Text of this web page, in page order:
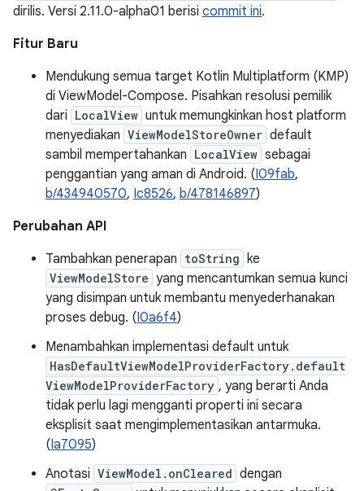
dirilis. Versi 2.11.0-alpha01 berisi commit ini.
Fitur Baru
Mendukung semua target Kotlin Multiplatform (KMP)
di ViewModel-Compose. Pisahkan resolusi pemilik
dari LocalView untuk memungkinkan host platform
menyediakan ViewModelStoreOwner default
sambil mempertahankan LocalView sebagai
penggantian yang aman di Android. (I09fab,
b/434940570, Ic8526, b/478146897)
Perubahan API
Tambahkan penerapan toString ke
ViewModelStore yang mencantumkan semua kunci
yang disimpan untuk membantu menyederhanakan
proses debug. (I0a6f4)
Menambahkan implementasi default untuk
HasDefaultViewModelProviderFactory.default
ViewModelProviderFactory , yang berarti Anda
tidak perlu lagi mengganti properti ini secara
eksplisit saat mengimplementasikan antarmuka.
(Ia7095)
Anotasi ViewModel.onCleared dengan